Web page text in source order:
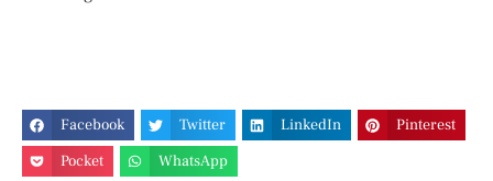
Facebook Twitter LinkedIn
Pinterest
Pocket
WhatsApp